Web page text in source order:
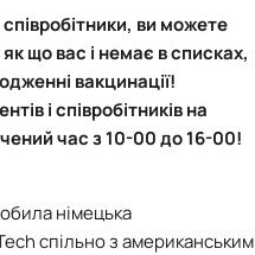
ви можете
як що вас і немає в списках,
вакцинації!
і співробітників на
час з 10-00 до 16-00!
німецька
спільно з американським